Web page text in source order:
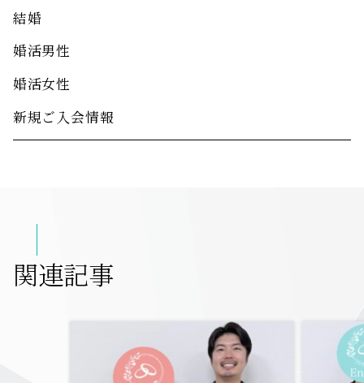
結婚
婚活男性
婚活女性
新規ご入会情報
関連記事